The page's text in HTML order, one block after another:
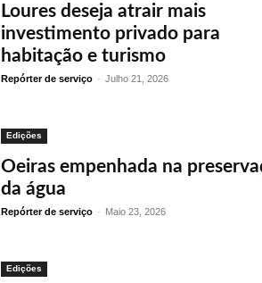
Loures deseja atrair mais
investimento privado para
habitação e turismo
Repórter de serviço - Julho 21, 2026
Edições
Oeiras empenhada na
da água
Repórter de serviço - Maio 23, 2026
Edições